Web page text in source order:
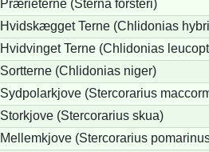
Prærieterne (Sterna forsteri)
Hvidskægget Terne (Chlidonias
Hvidvinget Terne (Chlidonias
Sortterne (Chlidonias niger)
Sydpolarkjove (Stercorarius
Storkjove (Stercorarius skua)
Mellemkjove (Stercorarius